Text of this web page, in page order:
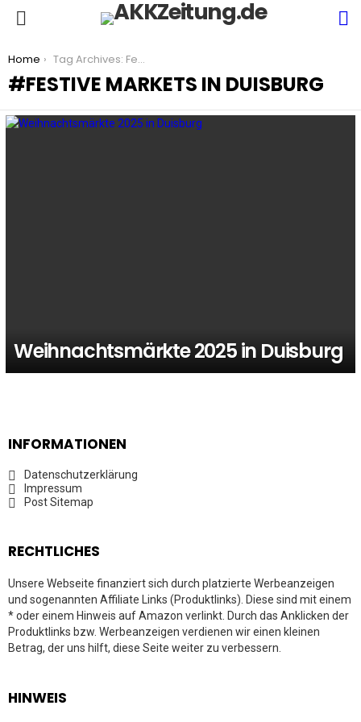
You are here:
Home Tag Archives: Festive Markets in Duisburg
FESTIVE MARKETS IN DUISBURG
Weihnachtsmärkte 2025 in Duisburg
INFORMATIONEN
Datenschutzerklärung
Impressum
Post Sitemap
RECHTLICHES
Unsere Webseite finanziert sich durch platzierte Werbeanzeigen
und sogenannten Affiliate Links (Produktlinks). Diese sind mit einem
* oder einem Hinweis auf Amazon verlinkt. Durch das Anklicken der
Produktlinks bzw. Werbeanzeigen verdienen wir einen kleinen
Betrag, der uns hilft, diese Seite weiter zu verbessern.
HINWEIS